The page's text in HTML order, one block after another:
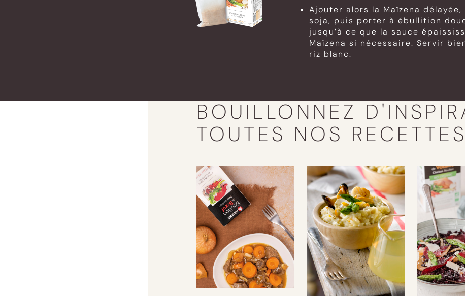
Ajouter alors la Maïzena
soja, puis porter à ébullition
jusqu’à ce que la sauce
Maïzena si nécessaire. Servir
riz blanc.
BOUILLONNEZ
TOUTES NOS RECETTES